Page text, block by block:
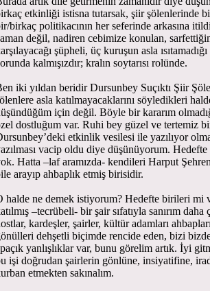
etkinliği istisna tutarsak, şiir şölenlerinde
birkaç politikacının her seferinde arkasına
değil, nadiren cebimize konulan,
şüpheli, üç kuruşun asla
kalmışızdır; kralın soytarısı rolünde.
iki yıldan beridir Dursunbey Suçıktı Şiir
asla katılmayacaklarını söyledikleri
için değil. Böyle bir kararım
dostluğum var. Ruhi bey güzel ve tertemiz
etkinlik vesilesi ile yazılıyor
vacip oldu diye düşünüyorum.
Hatta –laf aramızda- kendileri Harput
arayıp ahbaplık etmiş birisidir.
halde ne demek istiyorum? Hedefte birileri mi
–tecrübeli- bir şair sıfatıyla sanırım
kardeşler, şairler, kültür adamları
dehşetli biçimde rencide eden, bizi
yanlışlıklar var, bunu görelim artık. İyi
işi doğrudan şairlerin gönlüne, insiyatifine,
etmekten sakınalım.